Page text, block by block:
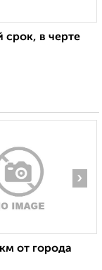
срок, в черте
›
от города